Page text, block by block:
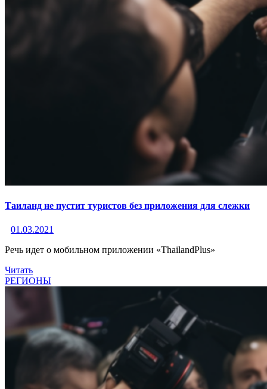
Таиланд не пустит туристов без приложения для слежки
01.03.2021
Речь идет о мобильном приложении «ThailandPlus»
Читать
РЕГИОНЫ